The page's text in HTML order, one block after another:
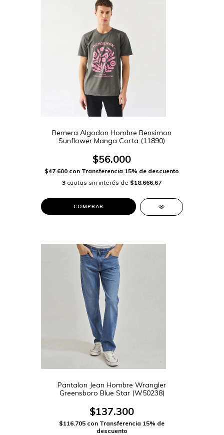
Remera Algodon Hombre Bensimon
Sunflower Manga Corta (11890)
$56.000
$47.600 con Transferencia 15% de descuento
3 cuotas sin interés de $18.666,67
COMPRAR
Pantalon Jean Hombre Wrangler
Greensboro Blue Star (W50238)
$137.300
$116.705 con Transferencia 15% de
descuento